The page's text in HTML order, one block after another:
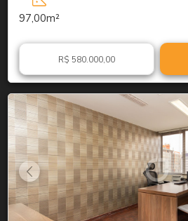
97,00m²
R$ 580.000,00